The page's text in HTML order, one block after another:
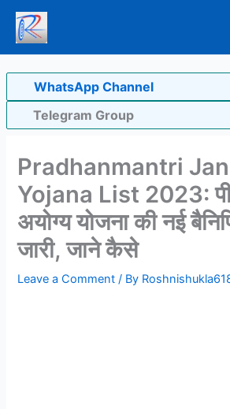
Skip
content
WhatsApp Channel
Telegram Group
Pradhanmantri
Yojana List 2023:
अयोग्य योजना की नई
जारी, जाने कैसे
Leave a Comment / By